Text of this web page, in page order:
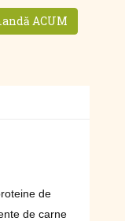
ACUM
​​de
de carne